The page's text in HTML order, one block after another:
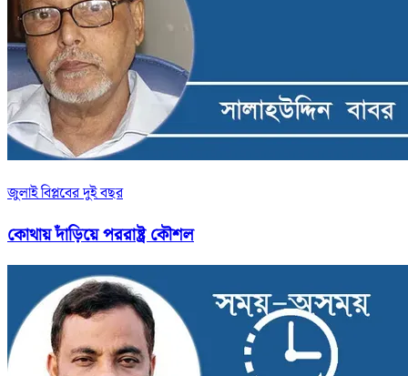
জুলাই বিপ্লবের দুই বছর
কোথায় দাঁড়িয়ে পররাষ্ট্র কৌশল